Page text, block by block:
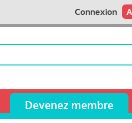
Connexion
Devenez membre